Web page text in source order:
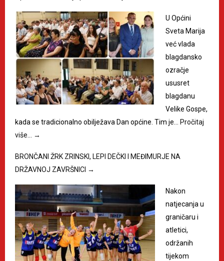
U Općini
Sveta Marija
već vlada
blagdansko
ozračje
ususret
blagdanu
Velike Gospe,
kada se tradicionalno obilježava Dan općine. Tim je… Pročitaj
više… →
BRONČANI ŽRK ZRINSKI, LEPI DEČKI I MEĐIMURJE NA
DRŽAVNOJ ZAVRŠNICI →
Nakon
natjecanja u
graničaru i
atletici,
održanih
tijekom